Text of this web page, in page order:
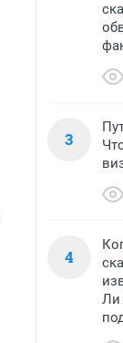
3
4
Ли